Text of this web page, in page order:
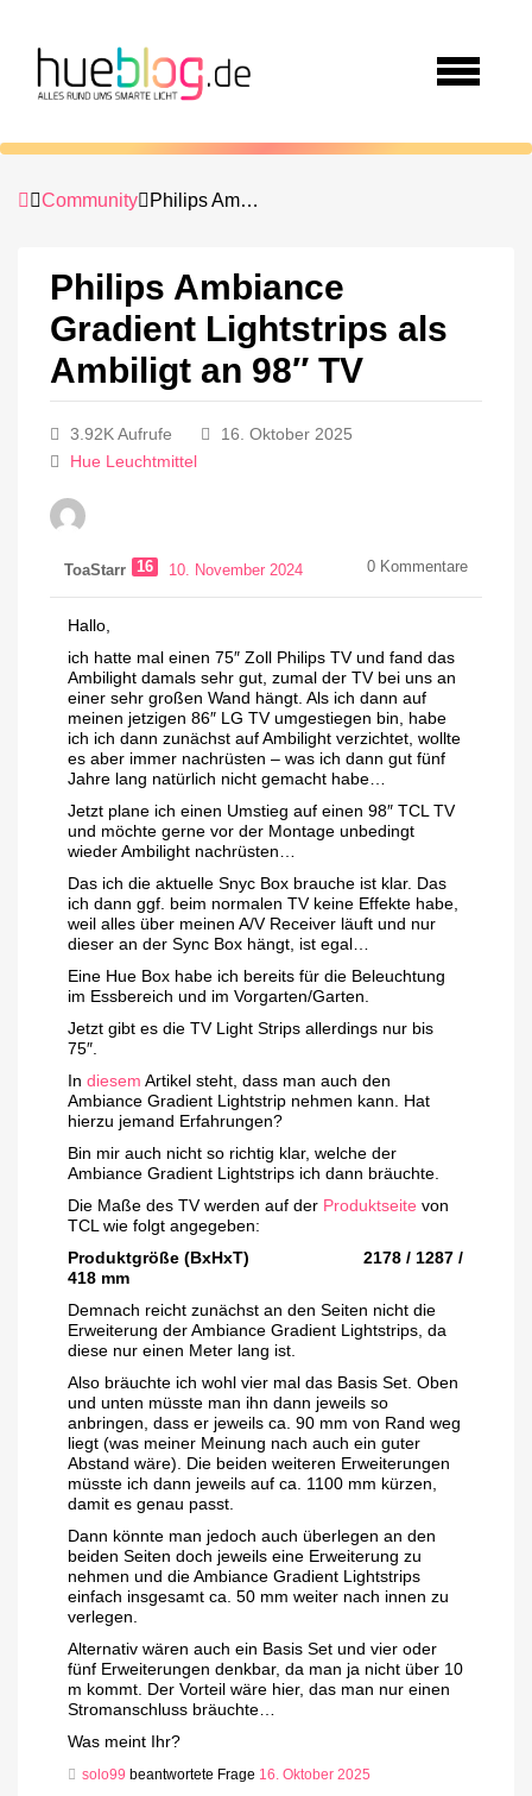
Community Philips Ambiance Gradient Lightstrips als Ambiligt an 98″ TV
Philips Ambiance
Gradient Lightstrips als
Ambiligt an 98″ TV
3.92K Aufrufe
16. Oktober 2025
Hue Leuchtmittel
ToaStarr 16 10. November 2024 0 Kommentare
Hallo,
ich hatte mal einen 75″ Zoll Philips TV und fand das
Ambilight damals sehr gut, zumal der TV bei uns an
einer sehr großen Wand hängt. Als ich dann auf
meinen jetzigen 86″ LG TV umgestiegen bin, habe
ich ich dann zunächst auf Ambilight verzichtet, wollte
es aber immer nachrüsten – was ich dann gut fünf
Jahre lang natürlich nicht gemacht habe…
Jetzt plane ich einen Umstieg auf einen 98″ TCL TV
und möchte gerne vor der Montage unbedingt
wieder Ambilight nachrüsten…
Das ich die aktuelle Snyc Box brauche ist klar. Das
ich dann ggf. beim normalen TV keine Effekte habe,
weil alles über meinen A/V Receiver läuft und nur
dieser an der Sync Box hängt, ist egal…
Eine Hue Box habe ich bereits für die Beleuchtung
im Essbereich und im Vorgarten/Garten.
Jetzt gibt es die TV Light Strips allerdings nur bis
75″.
In diesem Artikel steht, dass man auch den
Ambiance Gradient Lightstrip nehmen kann. Hat
hierzu jemand Erfahrungen?
Bin mir auch nicht so richtig klar, welche der
Ambiance Gradient Lightstrips ich dann bräuchte.
Die Maße des TV werden auf der Produktseite von
TCL wie folgt angegeben:
Produktgröße (BxHxT) 2178 / 1287 /
418 mm
Demnach reicht zunächst an den Seiten nicht die
Erweiterung der Ambiance Gradient Lightstrips, da
diese nur einen Meter lang ist.
Also bräuchte ich wohl vier mal das Basis Set. Oben
und unten müsste man ihn dann jeweils so
anbringen, dass er jeweils ca. 90 mm von Rand weg
liegt (was meiner Meinung nach auch ein guter
Abstand wäre). Die beiden weiteren Erweiterungen
müsste ich dann jeweils auf ca. 1100 mm kürzen,
damit es genau passt.
Dann könnte man jedoch auch überlegen an den
beiden Seiten doch jeweils eine Erweiterung zu
nehmen und die Ambiance Gradient Lightstrips
einfach insgesamt ca. 50 mm weiter nach innen zu
verlegen.
Alternativ wären auch ein Basis Set und vier oder
fünf Erweiterungen denkbar, da man ja nicht über 10
m kommt. Der Vorteil wäre hier, das man nur einen
Stromanschluss bräuchte…
Was meint Ihr?
solo99 beantwortete Frage 16. Oktober 2025